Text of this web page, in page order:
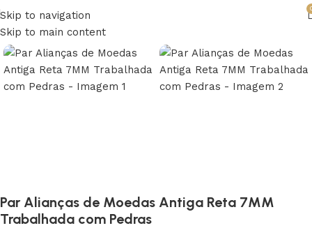
Skip to navigation
Skip to main content
Par Alianças de Moedas Antiga Reta 7MM
Trabalhada com Pedras